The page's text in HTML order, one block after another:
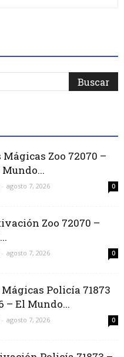
Zoo 72070 –
- agosto 7, 2026 0
Zoo 72070 –
- agosto 7, 2026 0
Policía 71873
– El Mundo...
- agosto 7, 2026 0